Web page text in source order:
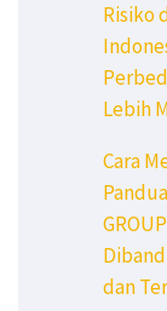
Risiko
Lebih
Cara
GROUP
dan